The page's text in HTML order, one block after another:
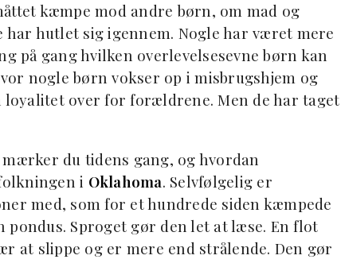
kæmpe mod andre børn, om mad og
hutlet sig igennem. Nogle har været mere
på gang hvilken overlevelsesevne børn kan
nogle børn vokser op i misbrugshjem og
loyalitet over for forældrene. Men de har taget
du tidens gang, og hvordan
i Oklahoma. Selvfølgelig er
med, som for et hundrede siden kæmpede
Sproget gør den let at læse. En flot
at slippe og er mere end strålende. Den gør